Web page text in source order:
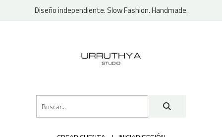
Diseño independiente. Slow Fashion. Handmade.